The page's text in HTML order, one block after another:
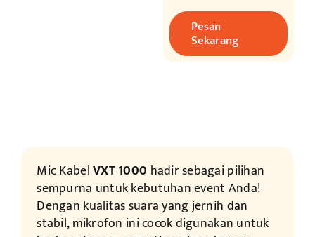
Pesan
Sekarang
Mic KabelVXT 1000 hadir sebagai pilihan
sempurna untuk kebutuhan event Anda!
Dengan kualitas suara yang jernih dan
stabil, mikrofon ini cocok digunakan untuk